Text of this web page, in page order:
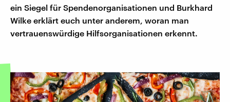
ein Siegel für Spendenorganisationen und Burkhard
Wilke erklärt euch unter anderem, woran man
vertrauenswürdige Hilfsorganisationen erkennt.